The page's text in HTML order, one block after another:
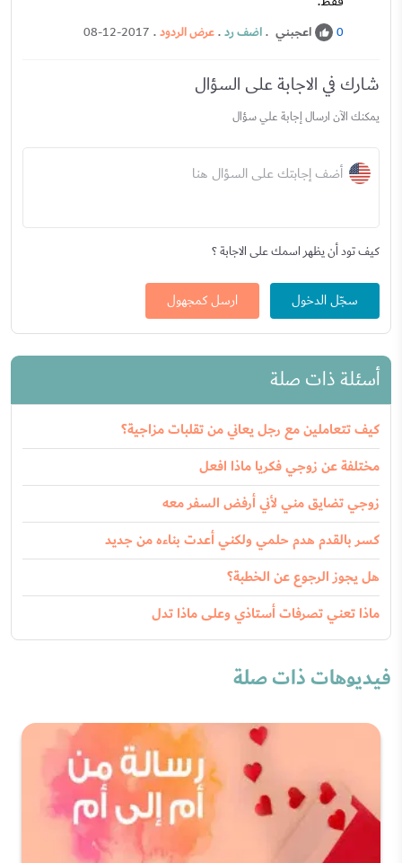
0 اعجبني .اضف رد.عرض الردود.
08-12-2017
شارك في الاجابة على السؤال
يمكنك الآن ارسال إجابة علي سؤال
أضف إجابتك على السؤال هنا
كيف تود أن يظهر اسمك على الاجابة ؟
سجّل الدخول ارسل كمجهول
أسئلة ذات صلة
كيف تتعاملين مع رجل يعاني من تقلبات مزاجية؟
مختلفة عن زوجي فكريا ماذا افعل
زوجي تضايق مني لأني أرفض السفر معه
كسر بالقدم هدم حلمي ولكني أعدت بناءه من جديد
هل يجوز الرجوع عن الخطبة؟
ماذا تعني تصرفات أستاذي وعلى ماذا تدل
فيديوهات ذات صلة